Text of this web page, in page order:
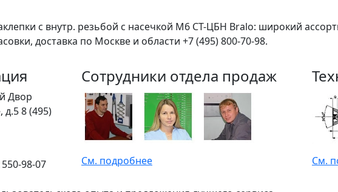
с внутр. резьбой с насечкой М6 СТ-ЦБН Bralo: широкий
доставка по Москве и области +7 (495) 800-70-98.
Двор
д.58 (495)
98-07
Сотрудники отдела продаж
См. подробнее См.